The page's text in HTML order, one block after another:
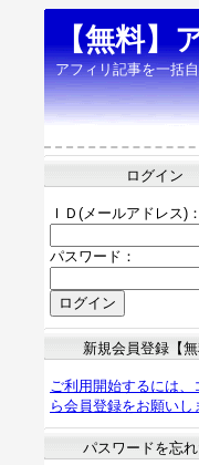
【無料】
アフィリ記事を一括
ログイン
ＩＤ(メールアドレス)：
パスワード：
新規会員登録【無
ご利用開始するには、
ら会員登録をお願いし
パスワードを忘れ